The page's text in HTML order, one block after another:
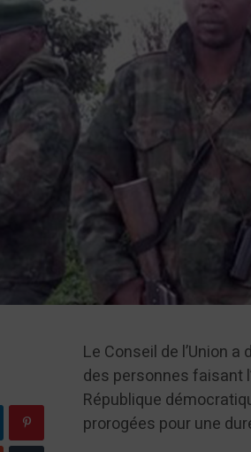
Le Conseil de l’Union
des personnes faisant
République
prorogées pour une